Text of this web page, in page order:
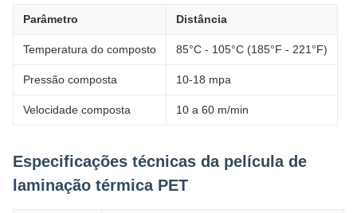
Parâmetro Distância
Temperatura do composto 85°C - 105°C (185°F - 221°F)
Pressão composta 10-18 mpa
Velocidade composta 10 a 60 m/min
Especificações técnicas da película de
laminação térmica PET